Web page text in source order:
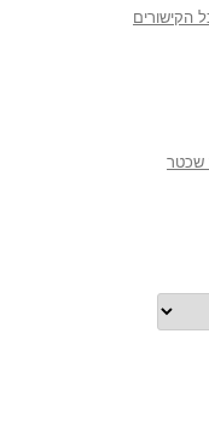
הקישורים
שכטר